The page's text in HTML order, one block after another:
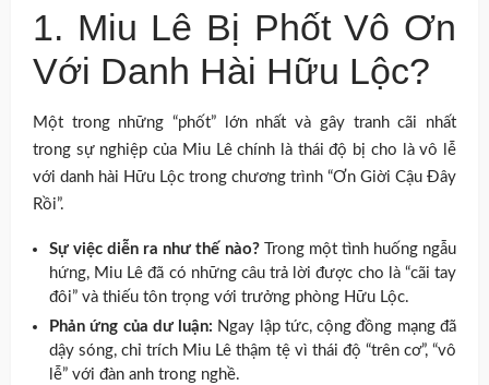
1. Miu Lê Bị Phốt Vô Ơn
Với Danh Hài Hữu Lộc?
Một trong những “phốt” lớn nhất và gây tranh cãi nhất
trong sự nghiệp của Miu Lê chính là thái độ bị cho là vô lễ
với danh hài Hữu Lộc trong chương trình “Ơn Giời Cậu Đây
Rồi”.
Sự việc diễn ra như thế nào?Trong một tình huống ngẫu
hứng, Miu Lê đã có những câu trả lời được cho là “cãi tay
đôi” và thiếu tôn trọng với trưởng phòng Hữu Lộc.
Phản ứng của dư luận: Ngay lập tức, cộng đồng mạng đã
dậy sóng, chỉ trích Miu Lê thậm tệ vì thái độ “trên cơ”, “vô
lễ” với đàn anh trong nghề.